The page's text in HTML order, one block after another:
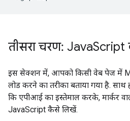
तीसरा चरण: JavaScript
इस सेक्शन में, आपको किसी वेब पेज में
लोड करने का तरीका बताया गया है. साथ
कि एपीआई का इस्तेमाल करके, मार्कर
JavaScript कैसे लिखें.